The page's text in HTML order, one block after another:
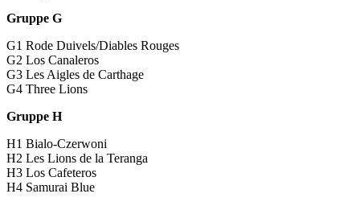
Gruppe G
G1 Rode Duivels/Diables Rouges
G2 Los Canaleros
G3 Les Aigles de Carthage
G4 Three Lions
Gruppe H
H1 Bialo-Czerwoni
H2 Les Lions de la Teranga
H3 Los Cafeteros
H4 Samurai Blue